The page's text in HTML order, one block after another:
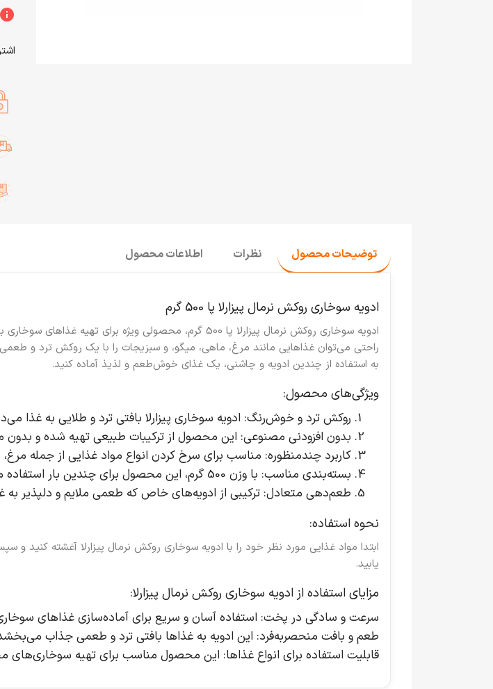
info
توضیحات محصول نظرات اطلاعات محصول
ادویه سوخاری روکش نرمال پیزارلا پا 500 گرم
ادویه سوخاری روکش نرمال پیزارلا پا 500 گرم
، محصولی ویژه برای تهیه غذاهای
راحتی می‌توان غذاهایی مانند مرغ، ماهی، میگو، و سبزیجات را با یک روکش ترد و
به استفاده از چندین ادویه و چاشنی، یک غذای خوش‌طعم و لذیذ آماده کنید.
ویژگی‌های محصول:
روکش ترد و خوش‌رنگ: ادویه سوخاری پیزارلا بافتی ترد و طلایی به
بدون افزودنی مصنوعی: این محصول از ترکیبات طبیعی تهیه شده و بدون
کاربرد چندمنظوره: مناسب برای سرخ کردن انواع مواد غذایی از جمله
بسته‌بندی مناسب: با وزن 500 گرم، این محصول برای چندین بار استفاده مناسب بوده و به راحتی در آشپزخانه قابل استفاده است.
طعم‌دهی متعادل: ترکیبی از ادویه‌های خاص که طعمی ملایم و دلپذیر
نحوه استفاده:
ابتدا مواد غذایی مورد نظر خود را با ادویه سوخاری روکش نرمال پیزارلا آغشته
یابید.
مزایای استفاده از ادویه سوخاری روکش نرمال پیزارلا:
سرعت و سادگی در پخت: استفاده آسان و سریع برای آماده‌سازی غذاهای
طعم و بافت منحصربه‌فرد: این ادویه به غذاها بافتی ترد و طعمی جذاب
قابلیت استفاده برای انواع غذاها: این محصول مناسب برای تهیه سوخاری‌های